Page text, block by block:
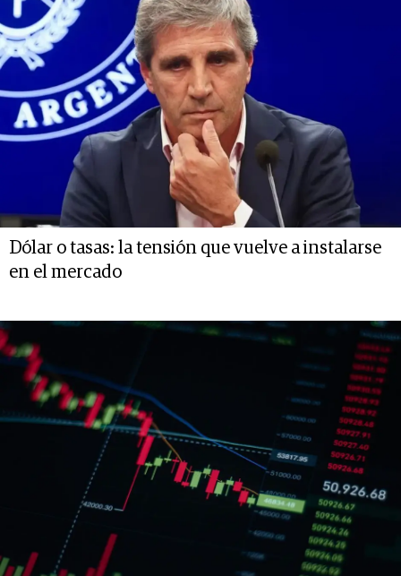
Dólar o tasas: la tensión que vuelve a instalarse
en el mercado